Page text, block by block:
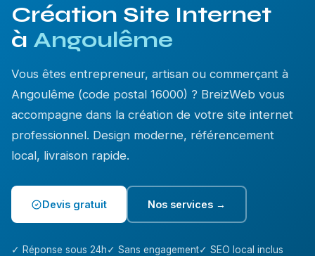
Création Site Internet
à Angoulême
Vous êtes entrepreneur, artisan ou commerçant à
Angoulême (code postal 16000) ? BreizWeb vous
accompagne dans la création de votre site internet
professionnel. Design moderne, référencement
local, livraison rapide.
Devis gratuit Nos services →
✓ Réponse sous 24h✓ Sans engagement✓ SEO local inclus